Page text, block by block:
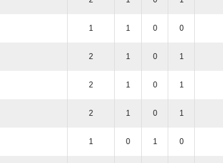
1 1 0 0
2 1 0 1
2 1 0 1
2 1 0 1
1 0 1 0